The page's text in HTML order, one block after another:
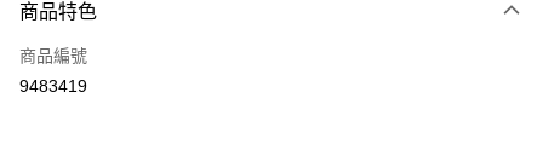
信用卡一次付款
LINE Pay
商品特色
商品編號
9483419